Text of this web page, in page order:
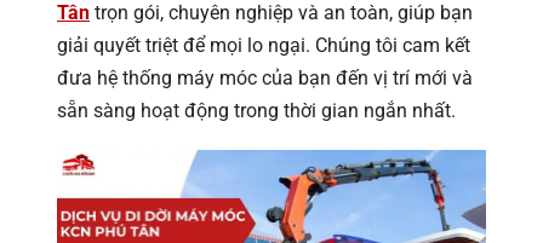
Tân trọn gói, chuyên nghiệp và an toàn, giúp bạn
giải quyết triệt để mọi lo ngại. Chúng tôi cam kết
đưa hệ thống máy móc của bạn đến vị trí mới và
sẵn sàng hoạt động trong thời gian ngắn nhất.